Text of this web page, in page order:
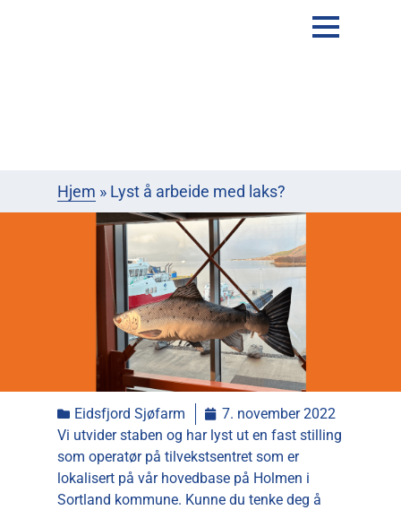
Hjem » Lyst å arbeide med laks?
Eidsfjord Sjøfarm
7. november 2022
Vi utvider staben og har lyst ut en fast stilling
som operatør på tilvekstsentret som er
lokalisert på vår hovedbase på Holmen i
Sortland kommune. Kunne du tenke deg å